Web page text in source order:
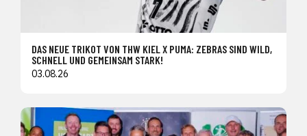
DAS NEUE TRIKOT VON THW KIEL X PUMA: ZEBRAS SIND WILD,
SCHNELL UND GEMEINSAM STARK!
03.08.26